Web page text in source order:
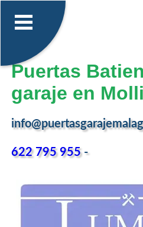
Puertas
garaje en
622 795 955-